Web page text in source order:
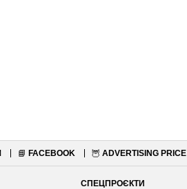
📘 FACEBOOK 🦉 ADVERTISING PRICE
СПЕЦПРОЄКТИ